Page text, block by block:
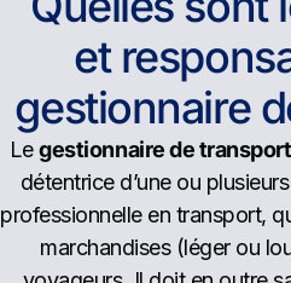
et
gestionnaire
Legestionnaire de transport
détentrice d’une ou
professionnelle en transport,
marchandises (léger ou